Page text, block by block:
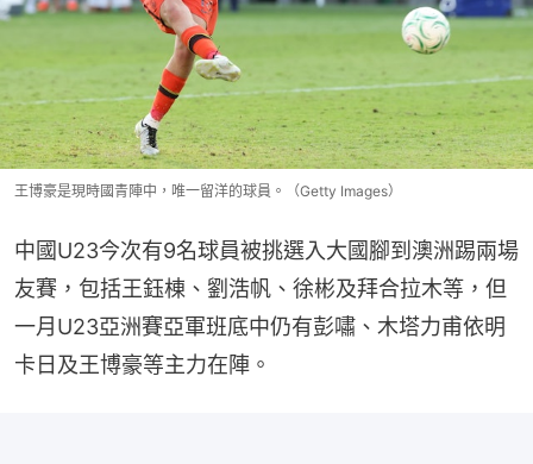
王博豪是現時國青陣中，唯一留洋的球員。（Getty Images）
中國U23今次有9名球員被挑選入大國腳到澳洲踢兩場
友賽，包括王鈺棟、劉浩帆、徐彬及拜合拉木等，但
一月U23亞洲賽亞軍班底中仍有彭嘯、木塔力甫依明
卡日及王博豪等主力在陣。